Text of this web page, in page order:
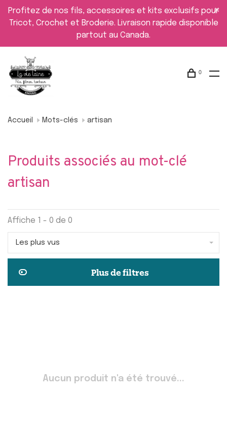
Profitez de nos fils, accessoires et kits exclusifs pour
Tricot, Crochet et Broderie. Livraison rapide disponible
partout au Canada.
0
Accueil Mots-clés artisan
Produits associés au mot-clé
artisan
Affiche 1 - 0 de 0
Les plus vus
Plus de filtres
Aucun produit n'a été trouvé...